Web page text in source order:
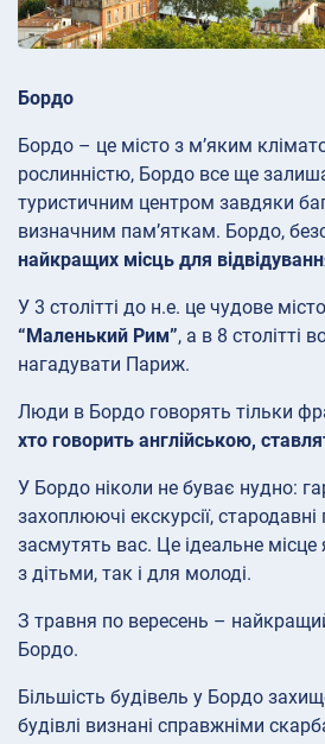
Бордо
Бордо – це місто з м’яким
рослинністю, Бордо все ще
туристичним центром завдяки
визначним пам’яткам. Бордо,
найкращих місць для
У 3 столітті до н.е. це чудове
“Маленький Рим”, а в 8 столітті
нагадувати Париж.
Люди в Бордо говорять тільки
хто говорить англійською,
У Бордо ніколи не буває нудно:
захоплюючі екскурсії,
засмутять вас. Це ідеальне
з дітьми, так і для молоді.
З травня по вересень –
Бордо.
Більшість будівель у Бордо
будівлі визнані справжніми